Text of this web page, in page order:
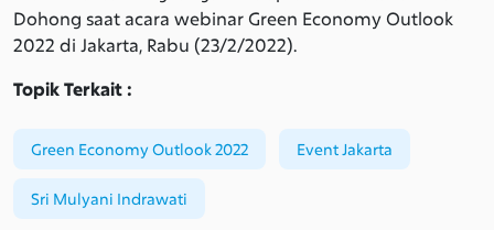
Dohong saat acara webinar Green Economy Outlook
2022 di Jakarta, Rabu (23/2/2022).
Topik Terkait :
Green Economy Outlook 2022 Event Jakarta
Sri Mulyani Indrawati